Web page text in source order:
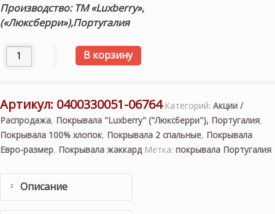
Производство: ТМ «Luxberry»,
(«Люксберри»),Португалия
Количество товара «VELVET» (рыжая замша)
В корзину
Артикул: 0400330051-06764 Категорий: Акции /
Распродажа, Покрывала "Luxberry" ("Люксберри"), Португалия,
Покрывала 100% хлопок, Покрывала 2 спальные, Покрывала
Евро-размер, Покрывала жаккард Метка: покрывала Португалия
Описание